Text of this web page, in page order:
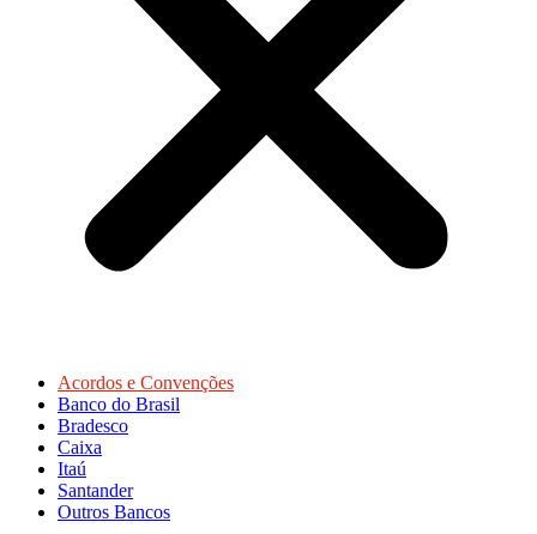
Acordos e Convenções
Banco do Brasil
Bradesco
Caixa
Itaú
Santander
Outros Bancos